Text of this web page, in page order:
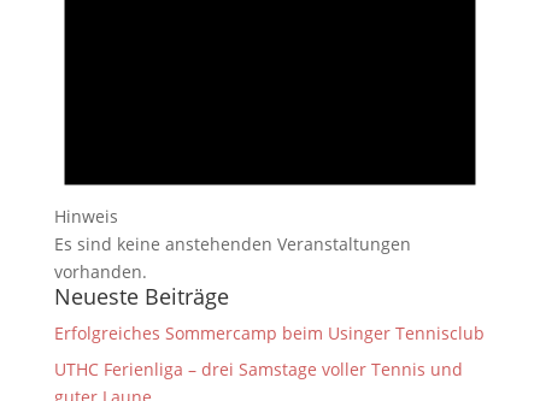
Hinweis
Es sind keine anstehenden Veranstaltungen
vorhanden.
Neueste Beiträge
Erfolgreiches Sommercamp beim Usinger Tennisclub
UTHC Ferienliga – drei Samstage voller Tennis und
guter Laune